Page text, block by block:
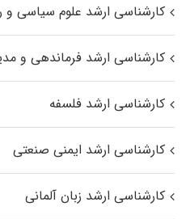
کارشناسی ارشد علوم سیاسی و
کارشناسی ارشد فرماندهی و
کارشناسی ارشد فلسفه
کارشناسی ارشد ایمنی صنعتی
کارشناسی ارشد زبان آلمانی